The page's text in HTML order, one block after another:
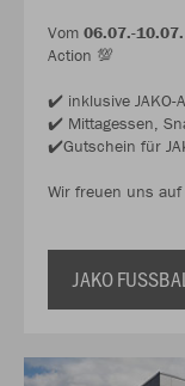
Vom 06.07.-10.07.
Action 💯
✔️ inklusive JAKO-
✔️ Mittagessen,
✔️Gutschein für
Wir freuen uns
JAKO